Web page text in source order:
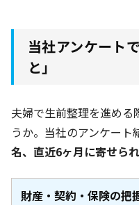
当社アンケート
と」
夫婦で生前整理を進める
うか。当社のアンケート
名、直近6ヶ月に寄せら
財産・契約・保険の把